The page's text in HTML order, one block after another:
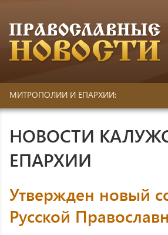
МИТРОПОЛИИ И ЕПАРХИИ:
НОВОСТИ
ЕПАРХИИ
Утвержден новый
Русской